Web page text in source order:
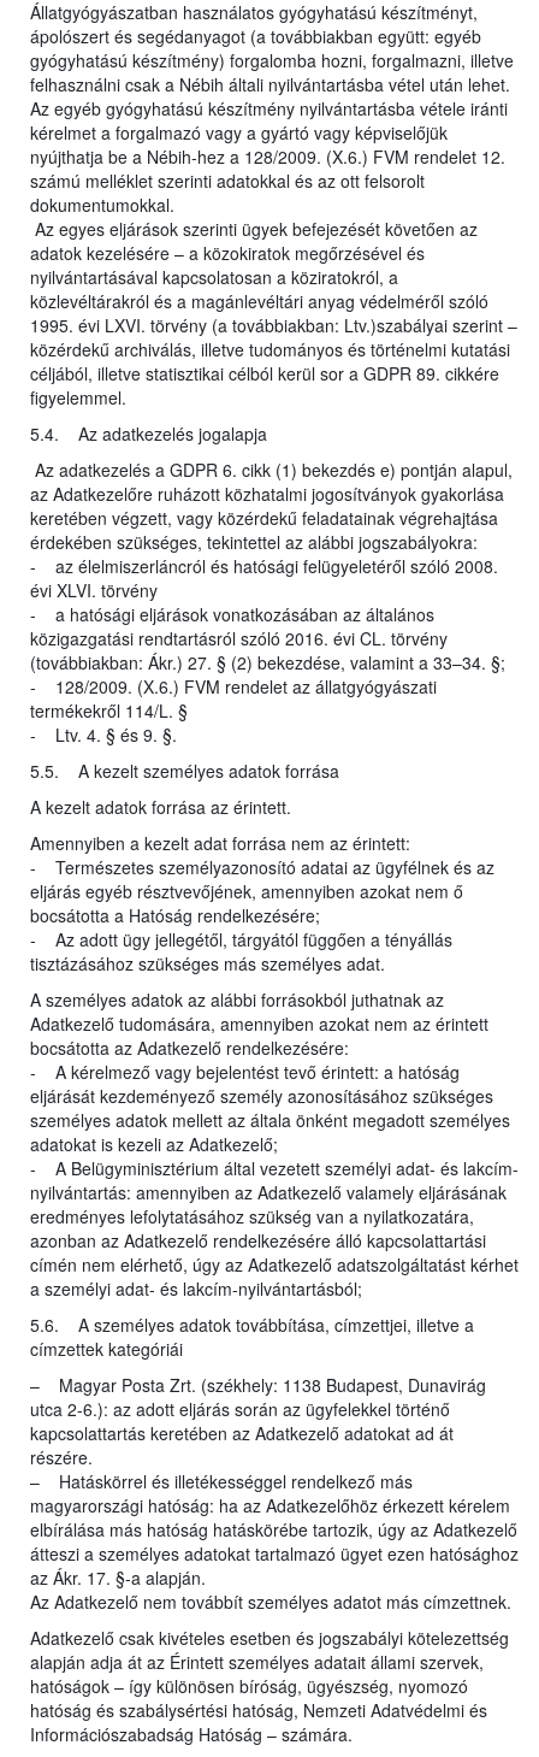
Állatgyógyászatban használatos gyógyhatású készítményt,
ápolószert és segédanyagot (a továbbiakban együtt: egyéb
gyógyhatású készítmény) forgalomba hozni, forgalmazni, illetve
felhasználni csak a Nébih általi nyilvántartásba vétel után lehet.
Az egyéb gyógyhatású készítmény nyilvántartásba vétele iránti
kérelmet a forgalmazó vagy a gyártó vagy képviselőjük
nyújthatja be a Nébih-hez a 128/2009. (X.6.) FVM rendelet 12.
számú melléklet szerinti adatokkal és az ott felsorolt
dokumentumokkal.
Az egyes eljárások szerinti ügyek befejezését követően az
adatok kezelésére – a közokiratok megőrzésével és
nyilvántartásával kapcsolatosan a köziratokról, a
közlevéltárakról és a magánlevéltári anyag védelméről szóló
1995. évi LXVI. törvény (a továbbiakban: Ltv.)szabályai szerint –
közérdekű archiválás, illetve tudományos és történelmi kutatási
céljából, illetve statisztikai célból kerül sor a GDPR 89. cikkére
figyelemmel.
5.4. Az adatkezelés jogalapja
Az adatkezelés a GDPR 6. cikk (1) bekezdés e) pontján alapul,
az Adatkezelőre ruházott közhatalmi jogosítványok gyakorlása
keretében végzett, vagy közérdekű feladatainak végrehajtása
érdekében szükséges, tekintettel az alábbi jogszabályokra:
- az élelmiszerláncról és hatósági felügyeletéről szóló 2008.
évi XLVI. törvény
- a hatósági eljárások vonatkozásában az általános
közigazgatási rendtartásról szóló 2016. évi CL. törvény
(továbbiakban: Ákr.) 27. § (2) bekezdése, valamint a 33–34. §;
- 128/2009. (X.6.) FVM rendelet az állatgyógyászati
termékekről 114/L. §
- Ltv. 4. § és 9. §.
5.5. A kezelt személyes adatok forrása
A kezelt adatok forrása az érintett.
Amennyiben a kezelt adat forrása nem az érintett:
- Természetes személyazonosító adatai az ügyfélnek és az
eljárás egyéb résztvevőjének, amennyiben azokat nem ő
bocsátotta a Hatóság rendelkezésére;
- Az adott ügy jellegétől, tárgyától függően a tényállás
tisztázásához szükséges más személyes adat.
A személyes adatok az alábbi forrásokból juthatnak az
Adatkezelő tudomására, amennyiben azokat nem az érintett
bocsátotta az Adatkezelő rendelkezésére:
- A kérelmező vagy bejelentést tevő érintett: a hatóság
eljárását kezdeményező személy azonosításához szükséges
személyes adatok mellett az általa önként megadott személyes
adatokat is kezeli az Adatkezelő;
- A Belügyminisztérium által vezetett személyi adat- és lakcím-
nyilvántartás: amennyiben az Adatkezelő valamely eljárásának
eredményes lefolytatásához szükség van a nyilatkozatára,
azonban az Adatkezelő rendelkezésére álló kapcsolattartási
címén nem elérhető, úgy az Adatkezelő adatszolgáltatást kérhet
a személyi adat- és lakcím-nyilvántartásból;
5.6. A személyes adatok továbbítása, címzettjei, illetve a
címzettek kategóriái
– Magyar Posta Zrt. (székhely: 1138 Budapest, Dunavirág
utca 2-6.): az adott eljárás során az ügyfelekkel történő
kapcsolattartás keretében az Adatkezelő adatokat ad át
részére.
– Hatáskörrel és illetékességgel rendelkező más
magyarországi hatóság: ha az Adatkezelőhöz érkezett kérelem
elbírálása más hatóság hatáskörébe tartozik, úgy az Adatkezelő
átteszi a személyes adatokat tartalmazó ügyet ezen hatósághoz
az Ákr. 17. §-a alapján.
Az Adatkezelő nem továbbít személyes adatot más címzettnek.
Adatkezelő csak kivételes esetben és jogszabályi kötelezettség
alapján adja át az Érintett személyes adatait állami szervek,
hatóságok – így különösen bíróság, ügyészség, nyomozó
hatóság és szabálysértési hatóság, Nemzeti Adatvédelmi és
Információszabadság Hatóság – számára.